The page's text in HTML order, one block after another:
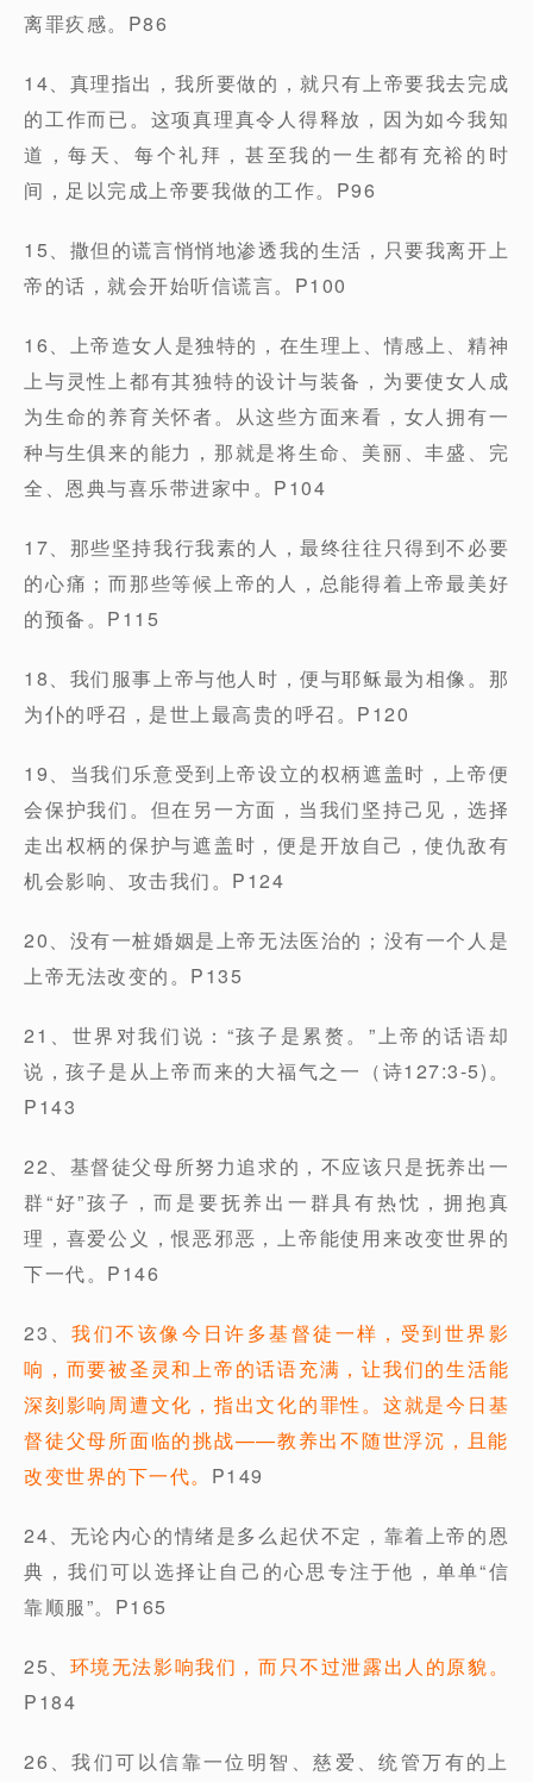
离罪疚感。P86
14、真理指出，我所要做的，就只有上帝要我去完成
的工作而已。这项真理真令人得释放，因为如今我知
道，每天、每个礼拜，甚至我的一生都有充裕的时
间，足以完成上帝要我做的工作。P96
15、撒但的谎言悄悄地渗透我的生活，只要我离开上
帝的话，就会开始听信谎言。P100
16、上帝造女人是独特的，在生理上、情感上、精神
上与灵性上都有其独特的设计与装备，为要使女人成
为生命的养育关怀者。从这些方面来看，女人拥有一
种与生俱来的能力，那就是将生命、美丽、丰盛、完
全、恩典与喜乐带进家中。P104
17、那些坚持我行我素的人，最终往往只得到不必要
的心痛；而那些等候上帝的人，总能得着上帝最美好
的预备。P115
18、我们服事上帝与他人时，便与耶稣最为相像。那
为仆的呼召，是世上最高贵的呼召。P120
19、当我们乐意受到上帝设立的权柄遮盖时，上帝便
会保护我们。但在另一方面，当我们坚持己见，选择
走出权柄的保护与遮盖时，便是开放自己，使仇敌有
机会影响、攻击我们。P124
20、没有一桩婚姻是上帝无法医治的；没有一个人是
上帝无法改变的。P135
21、世界对我们说：“孩子是累赘。”上帝的话语却
说，孩子是从上帝而来的大福气之一（诗127:3-5)。
P143
22、基督徒父母所努力追求的，不应该只是抚养出一
群“好”孩子，而是要抚养出一群具有热忱，拥抱真
理，喜爱公义，恨恶邪恶，上帝能使用来改变世界的
下一代。P146
23、我们不该像今日许多基督徒一样，受到世界影
响，而要被圣灵和上帝的话语充满，让我们的生活能
深刻影响周遭文化，指出文化的罪性。这就是今日基
督徒父母所面临的挑战——教养出不随世浮沉，且能
改变世界的下一代。 P149
24、无论内心的情绪是多么起伏不定，靠着上帝的恩
典，我们可以选择让自己的心思专注于他，单单“信
靠顺服”。P165
25、 环境无法影响我们，而只不过泄露出人的原貌。
P184
26、我们可以信靠一位明智、慈爱、统管万有的上